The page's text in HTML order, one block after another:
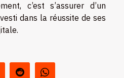
c’est s’assurer d’un
dans la réussite de ses